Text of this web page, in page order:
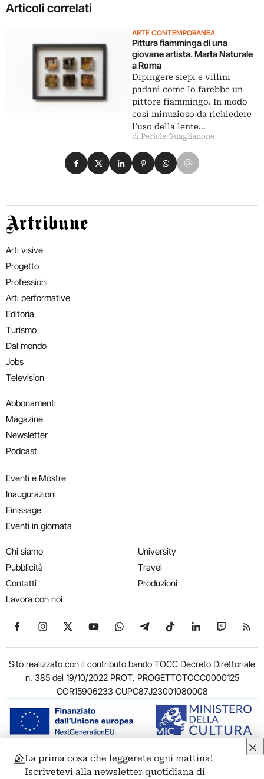
Articoli correlati
ARTE CONTEMPORANEA
Pittura fiamminga di una
giovane artista. Marta Naturale
a Roma
Dipingere siepi e villini
padani come lo farebbe un
pittore fiammingo. In modo
così minuzioso da richiedere
l’uso della lente…
di Pericle Guaglianone
Condividi su Facebook
Condividi su X
Condividi su LinkedIn
Condividi su Pinterest
Condividi su WhatsApp
Condividi su Email
Artribune
Arti visive
Progetto
Professioni
Arti performative
Editoria
Turismo
Dal mondo
Jobs
Television
Abbonamenti
Magazine
Newsletter
Podcast
Eventi e Mostre
Inaugurazioni
Finissage
Eventi in giornata
Chi siamo
Pubblicità
Contatti
Lavora con noi
University
Travel
Produzioni
Seguici su Facebook
Seguici su Instagram
Seguici su X
Seguici su YouTube
Seguici su WhatsApp
Seguici su Telegram
Seguici su TikTok
Seguici su
Seguici
Sito realizzato con il contributo bando TOCC Decreto Direttoriale
n. 385 del 19/10/2022 PROT. PROGETTOTOCC0000125
COR15906233 CUPC87J23001080008
© 2011-2026 ARTRIBUNE srl – Corso Vittorio Emanuele II, 287 –
00186 Roma - P.I. 11381581005
La prima cosa che leggerete ogni mattina!
Iscrivetevi alla newsletter quotidiana di